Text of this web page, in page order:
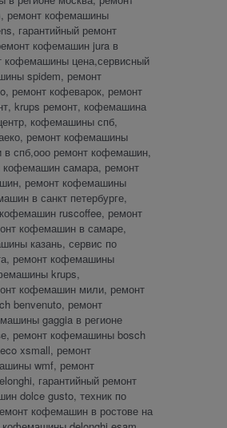
ремонт кофемашины
гарантийный ремонт
кофемашин jura в
цена,сервисный
spidem, ремонт
ремонт кофеварок, ремонт
krups ремонт, кофемашина
кофемашины спб,
ремонт кофемашины
спб,ооо ремонт кофемашин,
самара, ремонт
ремонт кофемашины
в санкт петербурге,
ruscoffee, ремонт
кофемашин в самаре,
казань, сервис по
ремонт кофемашины
krups,
кофемашин мили, ремонт
benvenuto, ремонт
gaggia в регионе
ремонт кофемашины bosch
xsmall, ремонт
wmf, ремонт
гарантийный ремонт
dolce gusto, техник по
кофемашин в ростове на